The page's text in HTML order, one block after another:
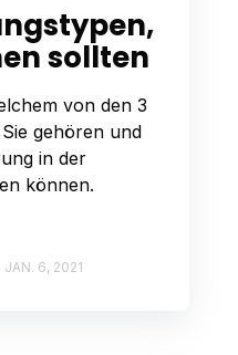
sollten
von den 3
gehören und
in der
können.
JAN. 6, 2021